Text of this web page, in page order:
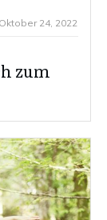
Oktober 24, 2022
zum